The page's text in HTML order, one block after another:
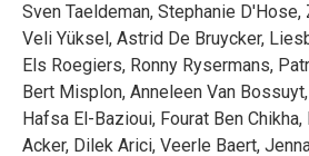
Sven Taeldeman, Stephanie D'Hose,
Veli Yüksel, Astrid De Bruycker,
Els Roegiers, Ronny Rysermans,
Bert Misplon, Anneleen Van Bossuyt,
Hafsa El-Bazioui, Fourat Ben Chikha,
Acker, Dilek Arici, Veerle Baert,